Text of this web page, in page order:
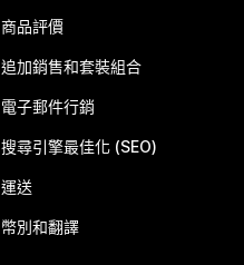
商品評價
追加銷售和套裝組合
電子郵件行銷
搜尋引擎最佳化 (SEO)
運送
幣別和翻譯